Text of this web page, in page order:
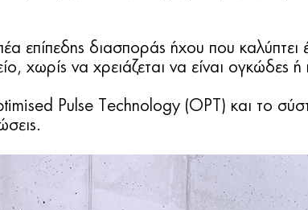
επίπεδης διασποράς ήχου που
χωρίς να χρειάζεται να είναι ογκώδες ή
Pulse Technology (OPT) και το